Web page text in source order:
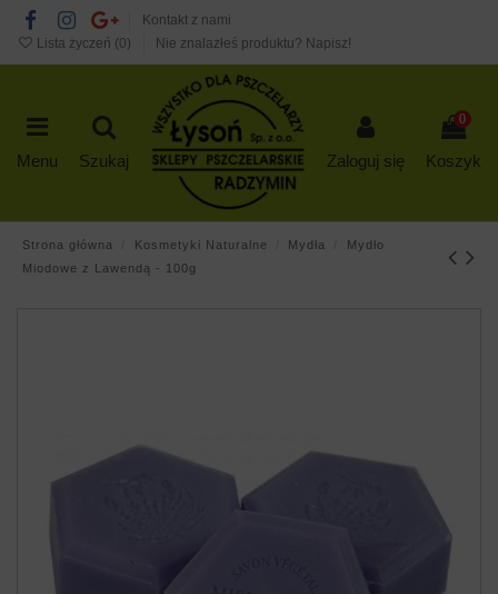
Kontakt z nami
Lista życzeń (0) Nie znalazłeś produktu? Napisz!
Menu Szukaj Zaloguj się
0
Koszyk
Strona główna Kosmetyki Naturalne Mydła
Mydło
Miodowe z Lawendą - 100g